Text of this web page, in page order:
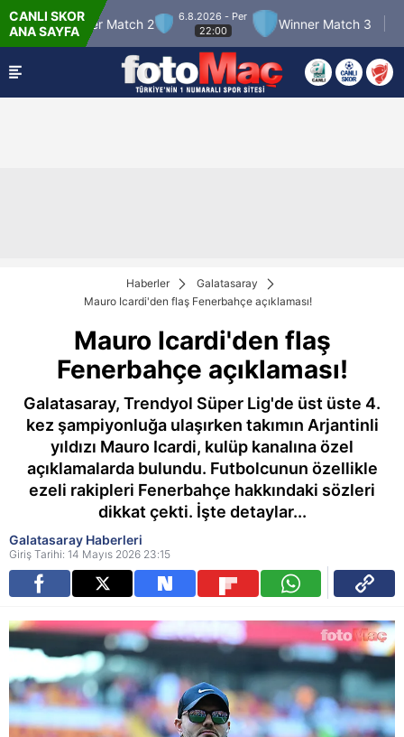
CANLI SKOR
ANA SAYFA
Match 2
6.8.2026 - Per
22:00
Winner Match 3 Boluspor
Haberler
Galatasaray
Mauro Icardi'den flaş Fenerbahçe açıklaması!
Mauro Icardi'den flaş
Fenerbahçe açıklaması!
Galatasaray, Trendyol Süper Lig'de üst üste 4.
kez şampiyonluğa ulaşırken takımın Arjantinli
yıldızı Mauro Icardi, kulüp kanalına özel
açıklamalarda bulundu. Futbolcunun özellikle
ezeli rakipleri Fenerbahçe hakkındaki sözleri
dikkat çekti. İşte detaylar...
Galatasaray Haberleri
Giriş Tarihi: 14 Mayıs 2026 23:15